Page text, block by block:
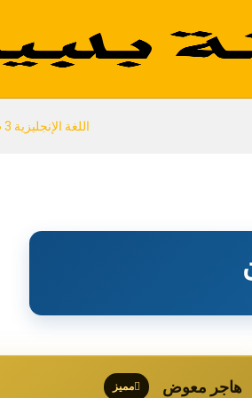
اللغة الإنجليزية 3 ث
هاجر معوض مميز